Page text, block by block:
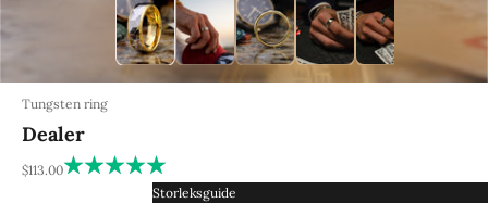
Tungsten ring
Dealer
REA-pris
$113.00
Storleksguide